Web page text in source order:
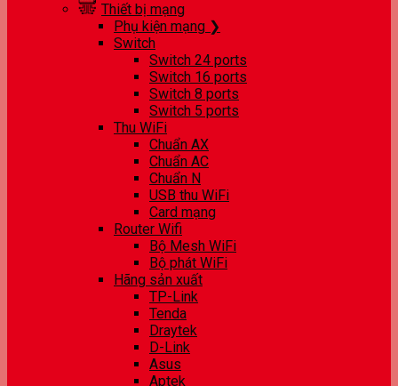
Thiết bị mạng
Phụ kiện mạng ❯
Switch
Switch 24 ports
Switch 16 ports
Switch 8 ports
Switch 5 ports
Thu WiFi
Chuẩn AX
Chuẩn AC
Chuẩn N
USB thu WiFi
Card mạng
Router Wifi
Bộ Mesh WiFi
Bộ phát WiFi
Hãng sản xuất
TP-Link
Tenda
Draytek
D-Link
Asus
Aptek